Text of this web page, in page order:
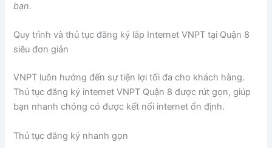
bạn.
Quy trình và thủ tục đăng ký lắp Internet VNPT tại Quận 8
siêu đơn giản
VNPT luôn hướng đến sự tiện lợi tối đa cho khách hàng.
Thủ tục đăng ký internet VNPT Quận 8 được rút gọn, giúp
bạn nhanh chóng có được kết nối internet ổn định.
Thủ tục đăng ký nhanh gọn